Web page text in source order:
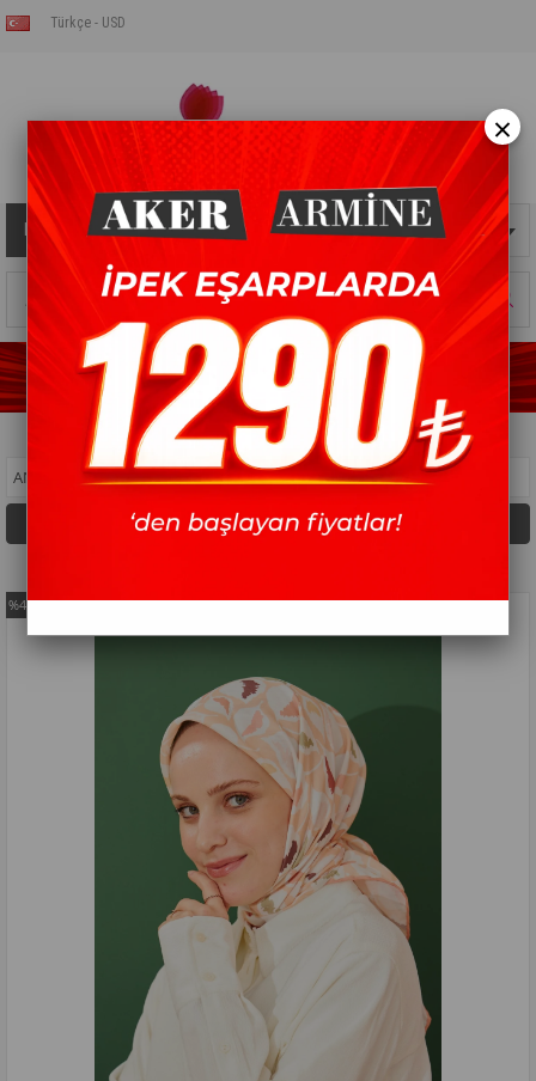
Türkçe - USD
Kategoriler Sepetim 0 Ürün
ANASAYFA>KOTON EŞARP>İPEKHAN PAMUK EŞARP
Filtreleme Sıralama
%42 İndirim
×